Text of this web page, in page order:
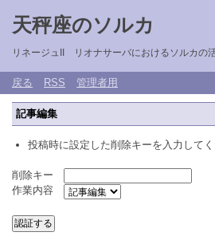
天秤座のソルカ
リネージュII リオナサーバにおけるソルカの
戻る RSS 管理者用
記事編集
投稿時に設定した削除キーを入力してく
削除キー
作業内容